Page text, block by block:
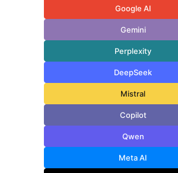
Google AI
Gemini
Perplexity
DeepSeek
Mistral
Copilot
Qwen
Meta AI